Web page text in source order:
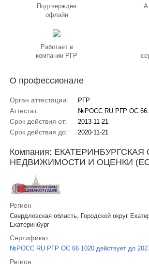
Подтверждён
офлайн
Работает в
компании РГР
О профессионале
Орган аттестации: РГР
Аттестат: №РОСС RU РГР ОС
Срок действия от: 2013-11-21
Срок действия до: 2020-11-21
Компания:
НЕДВИЖИМОСТИ И ОЦЕНКИ
Регион
Свердловская область, Городской округ
Екатеринбург
Сертификат
№РОСС RU РГР ОС 66 1020 действует до
Регион